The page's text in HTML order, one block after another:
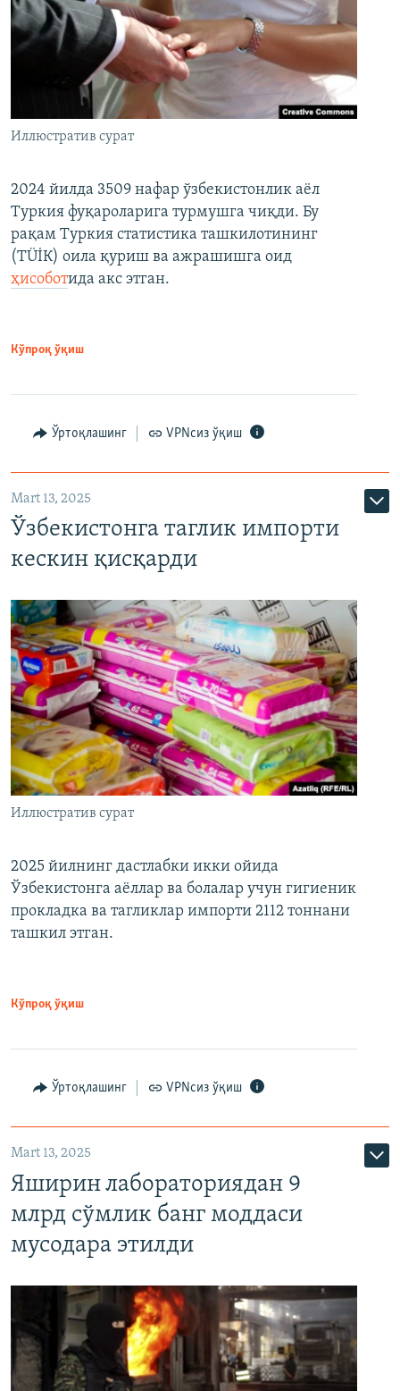
Иллюстратив сурат
2024 йилда 3509 нафар ўзбекистонлик аёл
Туркия фуқароларига турмушга чиқди. Бу
рақам Туркия статистика ташкилотининг
(ТÜİК) оила қуриш ва ажрашишга оид
ҳисоботида акс этган.
Кўпроқ ўқиш
Ўртоқлашинг VPNсиз ўқиш
Mart 13, 2025
Ўзбекистонга таглик импорти
кескин қисқарди
Иллюстратив сурат
2025 йилнинг дастлабки икки ойида
Ўзбекистонга аёллар ва болалар учун гигиеник
прокладка ва тагликлар импорти 2112 тоннани
ташкил этган.
Кўпроқ ўқиш
Ўртоқлашинг VPNсиз ўқиш
Mart 13, 2025
Яширин лабораториядан 9
млрд сўмлик банг моддаси
мусодара этилди